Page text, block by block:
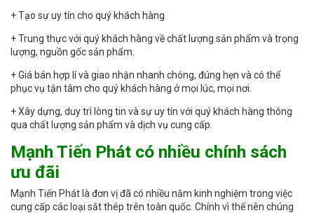
+ Tạo sự uy tín cho quý khách hàng
+ Trung thực với quý khách hàng về chất lượng sản phẩm và trọng
lượng, nguồn gốc sản phẩm.
+ Giá bán hợp lí và giao nhận nhanh chóng, đúng hẹn và có thể
phục vụ tận tâm cho quý khách hàng ở mọi lúc, mọi nơi.
+ Xây dựng, duy trì lòng tin và sự uy tín với quý khách hàng thông
qua chất lượng sản phẩm và dịch vụ cung cấp.
Mạnh Tiến Phát có nhiều chính sách
ưu đãi
Mạnh Tiến Phát là đơn vị đã có nhiều năm kinh nghiệm trong việc
cung cấp các loại sắt thép trên toàn quốc. Chính vì thế nên chúng